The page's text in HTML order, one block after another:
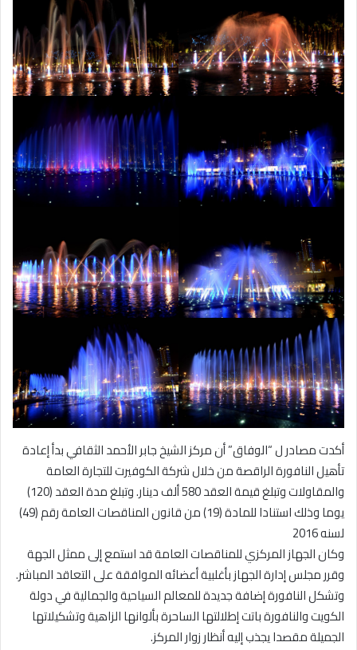
أكدت مصادر ل “الوفاق” أن مركز الشيخ جابر الأحمد الثقافي بدأ إعادة
تأهيل النافورة الراقصة من خلال شركة الكوفيرت للتجارة العامة
والمقاولات وتبلغ قيمة العقد 580 ألف دينار. وتبلغ مدة العقد (120)
يوما وذلك استنادا للمادة (19) من قانون المناقصات العامة رقم (49)
لسنه 2016
وكان الجهاز المركزي للمناقصات العامة قد استمع إلى ممثل الجهة
وقرر مجلس إدارة الجهاز بأغلبية أعضائه الموافقة على التعاقد المباشر.
وتشكل النافورة إضافة جديدة للمعالم السياحية والجمالية في دولة
الكويت والنافورة باتت إطلالتها الساحرة بألوانها الزاهية وتشكيلاتها
الجميلة مقصدا يجذب إليه أنظار زوار المركز.